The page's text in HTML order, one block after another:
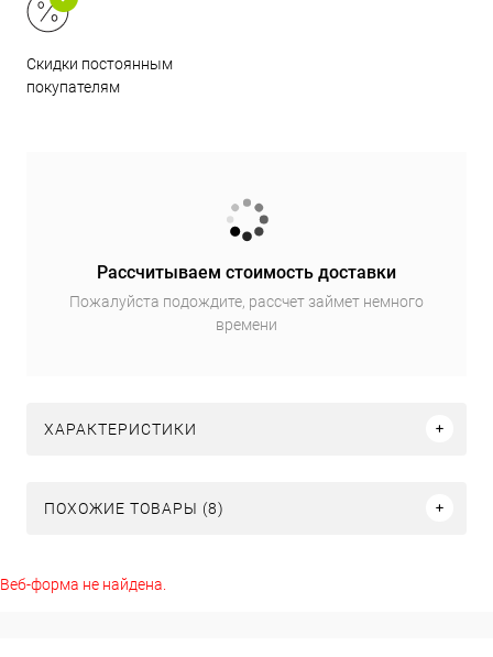
Скидки постоянным
покупателям
Рассчитываем стоимость доставки
Пожалуйста подождите, рассчет займет немного
времени
ХАРАКТЕРИСТИКИ
ПОХОЖИЕ ТОВАРЫ (8)
Веб-форма не найдена.